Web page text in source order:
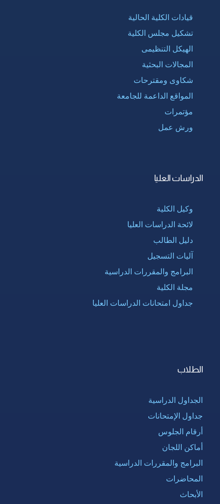
قيادات الكلية الحالية
تشكيل مجلس الكلية
الهيكل التنظيمى
المجالات البحثية
شكاوى ومقترحات
المواقع الداعمة للجامعة
مؤتمرات
ورش عمل
الدراسات العليا
وكيل الكلية
لائحة الدراسات العليا
دليل الطالب
آليات التسجيل
البرامج والمقررات الدراسية
مجلة الكلية
جداول امتحانات الدراسات العليا
الطلاب
الجداول الدراسية
جداول الإمتحانات
أرقام الجلوس
أماكن اللجان
البرامج والمقررات الدراسية
المحاضرات
الأبحاث